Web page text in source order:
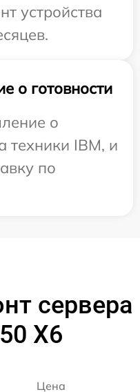
устройства
о готовности
о
техники IBM, и
по
сервера
X6
Цена